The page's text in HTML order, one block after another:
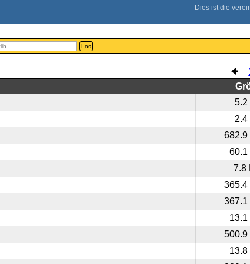
Los
5.2
2.4
682.9
60.1
7.8
365.4
367.1
13.1
500.9
13.8